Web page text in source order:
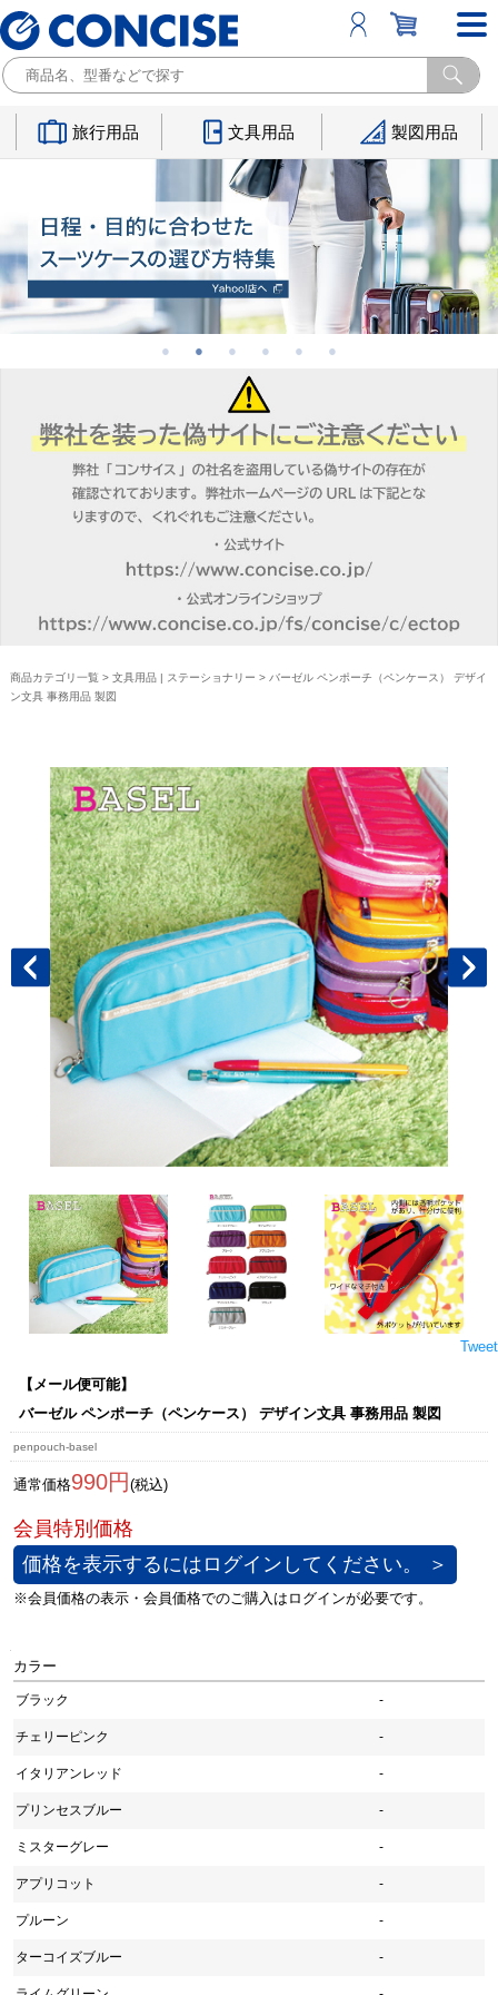
旅行用品 文具用品 製図用品
商品カテゴリ一覧 > 文具用品 | ステーショナリー > バーゼル ペンポーチ（ペンケース） デザイ
ン文具 事務用品 製図
Tweet
【メール便可能】
バーゼル ペンポーチ（ペンケース） デザイン文具 事務用品 製図
penpouch-basel
通常価格990円 (税込)
価格を表示するにはログインしてください。 ＞
カラー
ブラック -
チェリーピンク -
イタリアンレッド -
プリンセスブルー -
ミスターグレー -
アプリコット -
プルーン -
ターコイズブルー -